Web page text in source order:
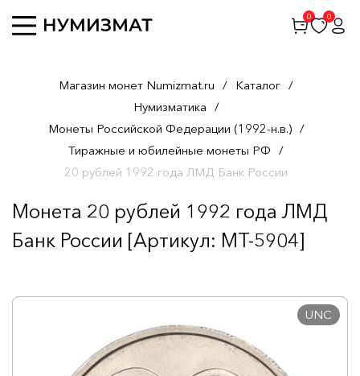
0 0
Магазин монет Numizmat.ru / Каталог /
Нумизматика /
Монеты Российской Федерации (1992-н.в.) /
Тиражные и юбилейные монеты РФ /
20 рублей 1992 года ЛМД Банк России
Монета 20 рублей 1992 года ЛМД
Банк России [Артикул: MT-5904]
UNC